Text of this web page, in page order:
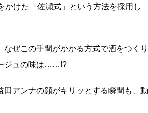
かけた「佐瀬式」という方法を採用し
ぜこの手間がかかる方式で酒をつくり
ジュの味は……!?
アンナの顔がキリッとする瞬間も、動